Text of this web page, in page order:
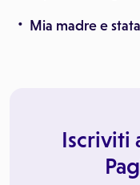
Mia madre e
Iscriviti